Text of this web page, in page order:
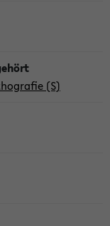
(S)